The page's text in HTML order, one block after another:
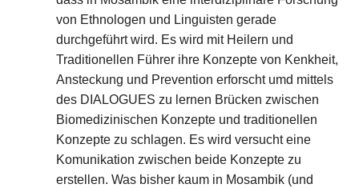
von Ethnologen und Linguisten gerade
durchgeführt wird. Es wird mit Heilern und
Traditionellen Führer ihre Konzepte von Kenkheit,
Ansteckung und Prevention erforscht umd mittels
des DIALOGUES zu lernen Brücken zwischen
Biomedizinischen Konzepte und traditionellen
Konzepte zu schlagen. Es wird versucht eine
Komunikation zwischen beide Konzepte zu
erstellen. Was bisher kaum in Mosambik (und